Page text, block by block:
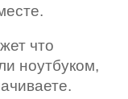
что
ноутбуком,